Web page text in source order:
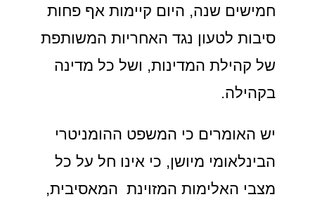
חמישים שנה, היום קיימות אף פחות
סיבות לטעון נגד האחריות המשותפת
של קהילת המדינות, ושל כל מדינה
בקהילה.
יש האומרים כי המשפט ההומניטרי
הבינלאומי מיושן, כי אינו חל על כל
מצבי האלימות המזוינת המאסיבית,